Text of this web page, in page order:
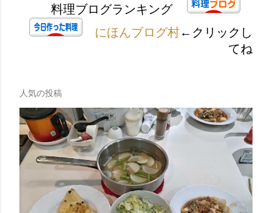
料理ブログランキング
にほんブログ村←クリックし
てね
人気の投稿